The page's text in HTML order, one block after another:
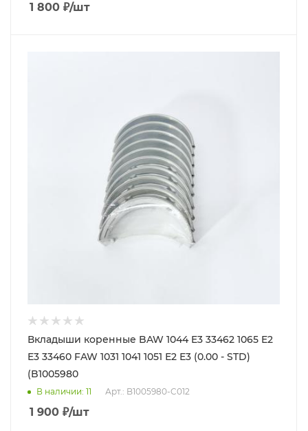
1 800 ₽/шт
Вкладыши коренные BAW 1044 E3 33462 1065 E2
E3 33460 FAW 1031 1041 1051 Е2 Е3 (0.00 - STD)
(B1005980
В наличии: 11 Арт.: B1005980-C012
1 900 ₽/шт